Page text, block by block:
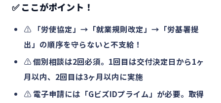
✅ ここがポイント！
⚠️
「労使協定」→「就業規則改定」→「労基署提
出」の順序を守らないと不支給！
⚠️個別相談は2回必須。1回目は交付決定日から1ヶ
月以内、2回目は3ヶ月以内に実施
⚠️ 電子申請には「GビズIDプライム」が必要。取得